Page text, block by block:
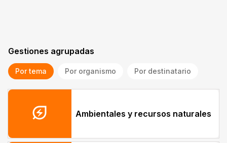
Gestiones agrupadas
Por tema Por organismo Por destinatario
energy_savings_leaf Ambientales y recursos naturales